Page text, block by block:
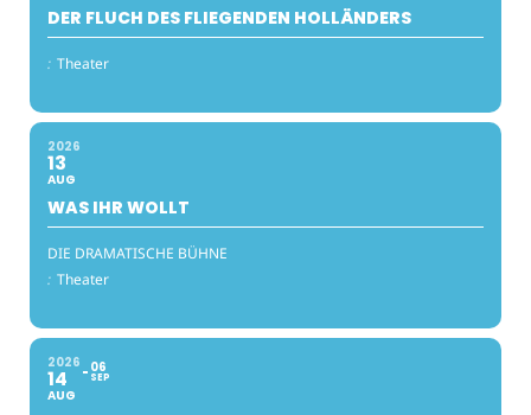
DER FLUCH DES FLIEGENDEN HOLLÄNDERS
: Theater
2026
13
AUG
WAS IHR WOLLT
DIE DRAMATISCHE BÜHNE
: Theater
2026
14
AUG
06
SEP